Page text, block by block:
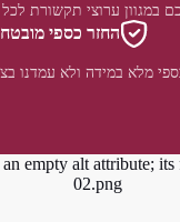
במגוון ערוצי תקשורת
החזר כספי מובטח
מלא במידה ולא עמדנו